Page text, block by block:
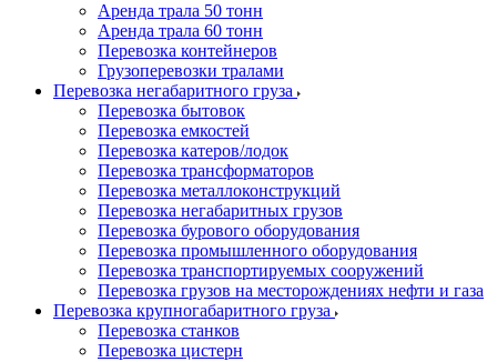
Аренда трала 50 тонн
Аренда трала 60 тонн
Перевозка контейнеров
Грузоперевозки тралами
Перевозка негабаритного груза
Перевозка бытовок
Перевозка емкостей
Перевозка катеров/лодок
Перевозка трансформаторов
Перевозка металлоконструкций
Перевозка негабаритных грузов
Перевозка бурового оборудования
Перевозка промышленного оборудования
Перевозка транспортируемых сооружений
Перевозка грузов на месторождениях нефти и газа
Перевозка крупногабаритного груза
Перевозка станков
Перевозка цистерн